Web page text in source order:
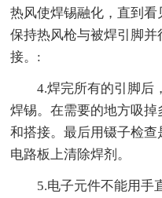
热风使焊锡融化，直到
保持热风枪与被焊引脚
接。:
4.焊完所有的引脚后
焊锡。在需要的地方吸
和搭接。最后用镊子检
电路板上清除焊剂。
5.电子元件不能用手直